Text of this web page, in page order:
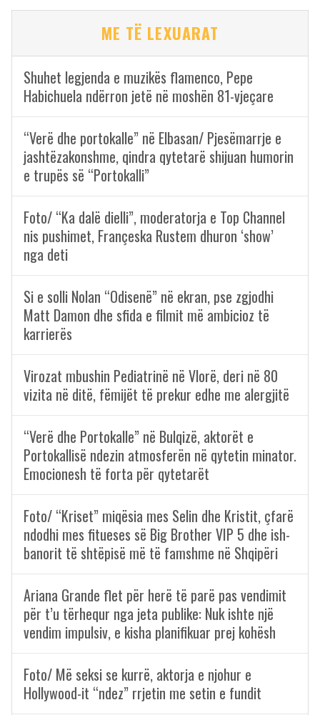
ME TË LEXUARAT
Shuhet legjenda e muzikës flamenco, Pepe
Habichuela ndërron jetë në moshën 81-vjeçare
“Verë dhe portokalle” në Elbasan/ Pjesëmarrje e
jashtëzakonshme, qindra qytetarë shijuan humorin
e trupës së “Portokalli”
Foto/ “Ka dalë dielli”, moderatorja e Top Channel
nis pushimet, Françeska Rustem dhuron ‘show’
nga deti
Si e solli Nolan “Odisenë” në ekran, pse zgjodhi
Matt Damon dhe sfida e filmit më ambicioz të
karrierës
Virozat mbushin Pediatrinë në Vlorë, deri në 80
vizita në ditë, fëmijët të prekur edhe me alergjitë
“Verë dhe Portokalle” në Bulqizë, aktorët e
Portokallisë ndezin atmosferën në qytetin minator.
Emocionesh të forta për qytetarët
Foto/ “Kriset” miqësia mes Selin dhe Kristit, çfarë
ndodhi mes fitueses së Big Brother VIP 5 dhe ish-
banorit të shtëpisë më të famshme në Shqipëri
Ariana Grande flet për herë të parë pas vendimit
për t’u tërhequr nga jeta publike: Nuk ishte një
vendim impulsiv, e kisha planifikuar prej kohësh
Foto/ Më seksi se kurrë, aktorja e njohur e
Hollywood-it “ndez” rrjetin me setin e fundit